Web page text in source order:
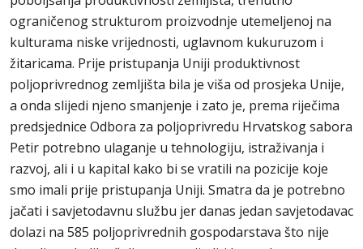
ograničenog strukturom proizvodnje utemeljenoj na
kulturama niske vrijednosti, uglavnom kukuruzom i
žitaricama. Prije pristupanja Uniji produktivnost
poljoprivrednog zemljišta bila je viša od prosjeka Unije,
a onda slijedi njeno smanjenje i zato je, prema riječima
predsjednice Odbora za poljoprivredu Hrvatskog sabora
Petir potrebno ulaganje u tehnologiju, istraživanja i
razvoj, ali i u kapital kako bi se vratili na pozicije koje
smo imali prije pristupanja Uniji. Smatra da je potrebno
jačati i savjetodavnu službu jer danas jedan savjetodavac
dolazi na 585 poljoprivrednih gospodarstava što nije